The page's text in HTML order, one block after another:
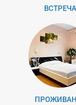
ВСТРЕЧА